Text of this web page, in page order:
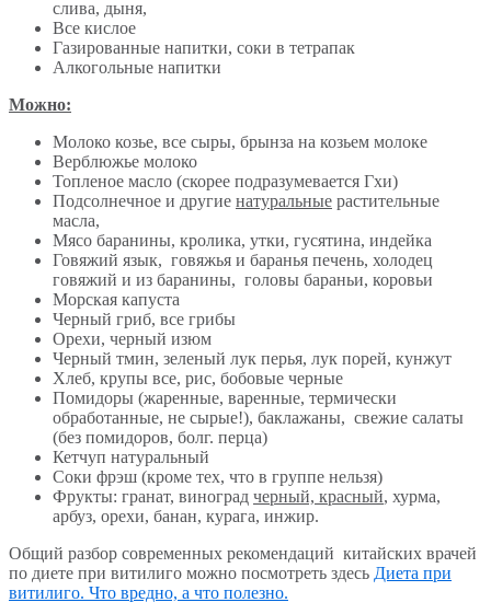
слива, дыня,
Все кислое
Газированные напитки, соки в тетрапак
Алкогольные напитки
Можно:
Молоко козье, все сыры, брынза на козьем молоке
Верблюжье молоко
Топленое масло (скорее подразумевается Гхи)
Подсолнечное и другие натуральные растительные
масла,
Мясо баранины, кролика, утки, гусятина, индейка
Говяжий язык, говяжья и баранья печень, холодец
говяжий и из баранины, головы бараньи, коровьи
Морская капуста
Черный гриб, все грибы
Орехи, черный изюм
Черный тмин, зеленый лук перья, лук порей, кунжут
Хлеб, крупы все, рис, бобовые черные
Помидоры (жаренные, варенные, термически
обработанные, не сырые!), баклажаны, свежие салаты
(без помидоров, болг. перца)
Кетчуп натуральный
Соки фрэш (кроме тех, что в группе нельзя)
Фрукты: гранат, виноград черный, красный, хурма,
арбуз, орехи, банан, курага, инжир.
Общий разбор современных рекомендаций китайских врачей
по диете при витилиго можно посмотреть здесь Диета при
витилиго. Что вредно, а что полезно.